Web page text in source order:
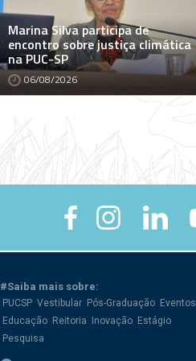
Marina Silva participa de
encontro sobre justiça climática
na PUC-SP
06/08/2026
#Saiba mais sobre:
PUCSP Vestibular Pós-Graduação Eventos
Educação Reitoria Inovação Estágio
Pesquisa